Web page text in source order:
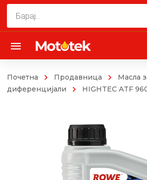
Почетна Продавница
Масла
диференцијали
HIGHTEC ATF